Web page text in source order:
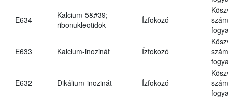
E634
Kalcium-5&#39;-
ribonukleotidok
Ízfokozó
E633 Kalcium-inozinát Ízfokozó
E632 Dikálium-inozinát Ízfokozó